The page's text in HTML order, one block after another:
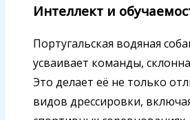
Интеллект и
Португальская водяная
усваивает команды,
Это делает её не только
видов дрессировки,